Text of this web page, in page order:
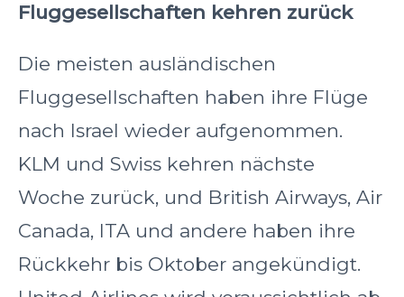
Fluggesellschaften kehren zurück
Die meisten ausländischen
Fluggesellschaften haben ihre Flüge
nach Israel wieder aufgenommen.
KLM und Swiss kehren nächste
Woche zurück, und British Airways, Air
Canada, ITA und andere haben ihre
Rückkehr bis Oktober angekündigt.